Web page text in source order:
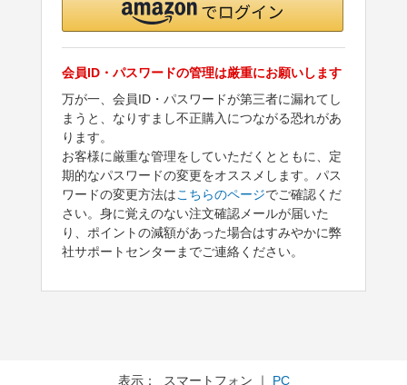
会員ID・パスワードの管理は厳重にお願いします
万が一、会員ID・パスワードが第三者に漏れてし
まうと、なりすまし不正購入につながる恐れがあ
ります。
お客様に厳重な管理をしていただくとともに、定
期的なパスワードの変更をオススメします。パス
ワードの変更方法はこちらのページでご確認くだ
さい。身に覚えのない注文確認メールが届いた
り、ポイントの減額があった場合はすみやかに弊
社サポートセンターまでご連絡ください。
表示： スマートフォン ｜ PC